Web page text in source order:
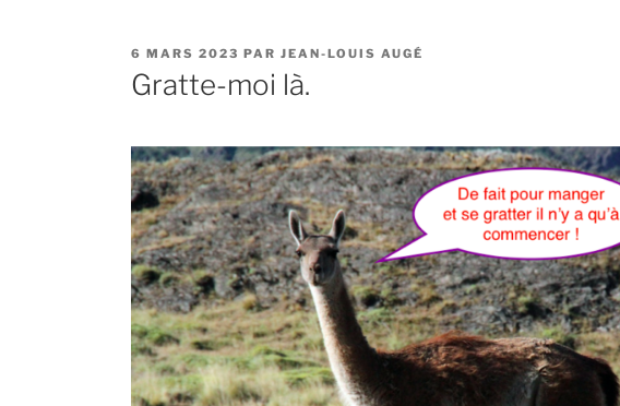
PUBLIÉ
LE
6 MARS 2023 PAR JEAN-LOUIS AUGÉ
Gratte-moi là.